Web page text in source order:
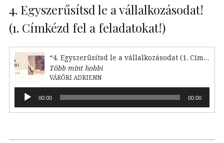
4. Egyszerűsítsd le a vállalkozásodat!
(1. Címkézd fel a feladatokat!)
“4. Egyszerűsítsd le a vállalkozásodat (1. Címkézd fel!)”
Több mint hobbi
VÁRŐRI ADRIENN
Audió
lejátszó00:00 00:00